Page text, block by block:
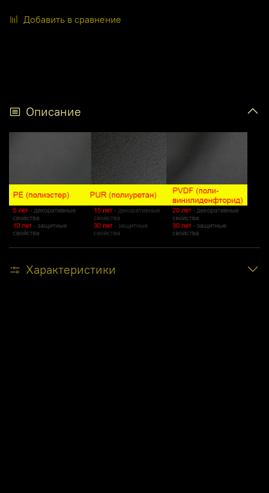
Добавить в сравнение
Описание
Характеристики